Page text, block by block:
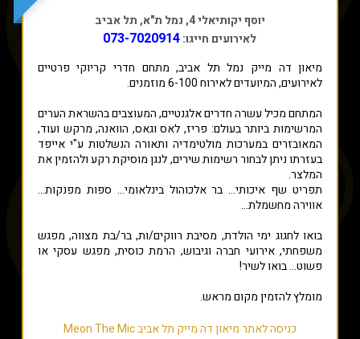
יוסף יקותיאלי 4, נמל ת"א, תל אביב
לאירועים חייגו:073-7020914
מיאון דה מייק נמל תל אביב, מתחם חדרי קריוקי פרטיים
לאירועים, המיועדים לאירוח 6-100 מוזמנים.
המתחם מכיל עשרה חדרים אלגנטיים, המעוצבים בהשראת הערים
המרשימות ביותר בעולם: פריז, לאס וגאס, הוואנה, מרקש ועוד,
המאובזרים במערכות מולטימדיה ותאורה הנשלטות ע"י אייפד
בעזרתו ניתן לבחור רשימות שירים, לנגן מוסיקת רקע ולהזמין את
המלצר.
תפריט שף איכותי... בר אלכוהול בינלאומי... ספות מפנקות...
אווירה מחשמלת...
בואו לחגוג ימי הולדת, מסיבת רווקים/ות, בר/בת מצווה, מפגש
משפחתי, אירועי חברה וגיבוש, הרמת כוסית, מפגש עסקי או
פשוט... בואו לשיר!
מומלץ להזמין מקום מראש.
כניסה לאתר מיאון דה מייק תל אביב Meon The Mic